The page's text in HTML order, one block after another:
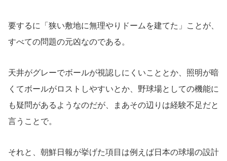
要するに「狭い敷地に無理やりドームを建てた」ことが、
すべての問題の元凶なのである。
天井がグレーでボールが視認しにくいこととか、照明が暗
くてボールがロストしやすいとか、野球場としての機能に
も疑問があるようなのだが、まあその辺りは経験不足だと
言うことで。
それと、朝鮮日報が挙げた項目は例えば日本の球場の設計